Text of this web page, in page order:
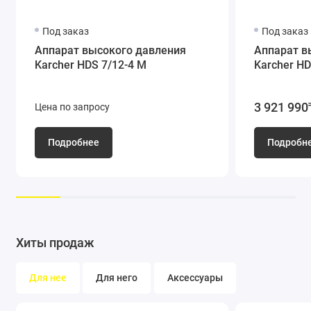
насосом. Мощный и долговечный двигатель водяного
Под заказ
Аппарат высокого давления
Karcher HDS 7/12-4 M
Цена по запросу
Подробнее
Под заказ
Аппарат
Karcher
3 921
Хиты продаж
Для нее Для него Аксессуары